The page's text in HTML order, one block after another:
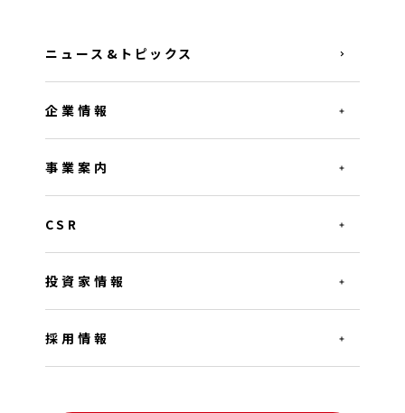
ニュース&トピックス
企業情報
事業案内
CSR
投資家情報
採用情報